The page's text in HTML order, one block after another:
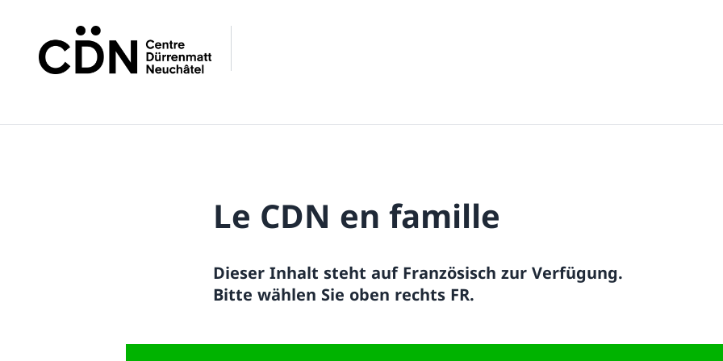
Le CDN en famille
Dieser Inhalt steht auf Französisch zur Verfügung.
Bitte wählen Sie oben rechts FR.